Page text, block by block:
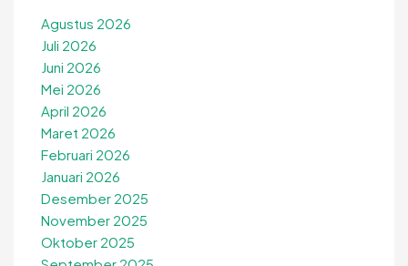
Agustus 2026
Juli 2026
Juni 2026
Mei 2026
April 2026
Maret 2026
Februari 2026
Januari 2026
Desember 2025
November 2025
Oktober 2025